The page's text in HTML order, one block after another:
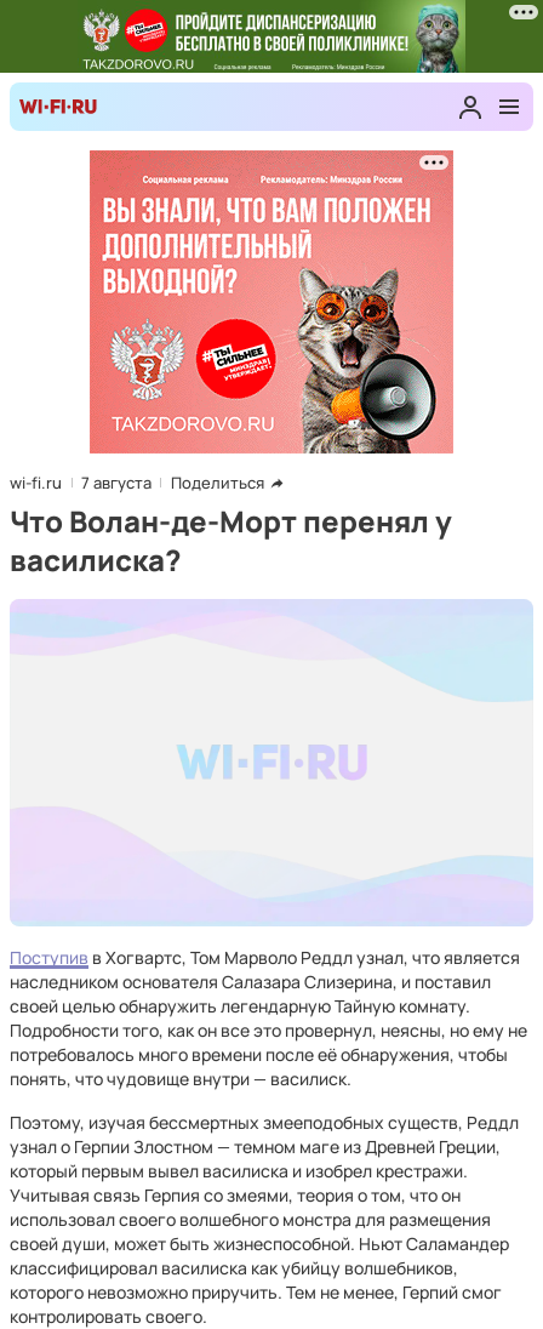
wi-fi.ru 7 августа Поделиться
Что Волан-де-Морт перенял у
василиска?
Поступив в Хогвартс, Том Марволо Реддл узнал, что является
наследником основателя Салазара Слизерина, и поставил
своей целью обнаружить легендарную Тайную комнату.
Подробности того, как он все это провернул, неясны, но ему не
потребовалось много времени после её обнаружения, чтобы
понять, что чудовище внутри — василиск.
Поэтому, изучая бессмертных змееподобных существ, Реддл
узнал о Герпии Злостном — темном маге из Древней Греции,
который первым вывел василиска и изобрел крестражи.
Учитывая связь Герпия со змеями, теория о том, что он
использовал своего волшебного монстра для размещения
своей души, может быть жизнеспособной. Ньют Саламандер
классифицировал василиска как убийцу волшебников,
которого невозможно приручить. Тем не менее, Герпий смог
контролировать своего.